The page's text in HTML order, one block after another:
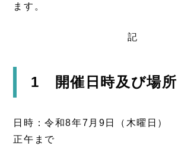
ます。
記
1 開催日時及び場所
日時：令和8年7月9日（木曜日）
正午まで